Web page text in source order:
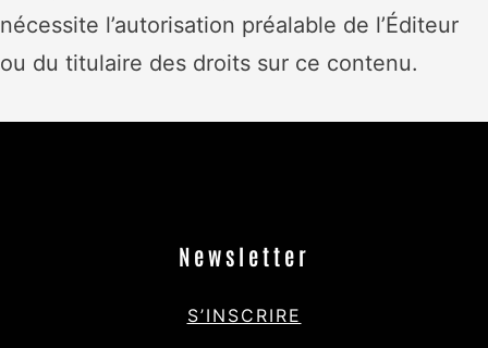
nécessite l’autorisation préalable de l’Éditeur
ou du titulaire des droits sur ce contenu.
Newsletter
S’INSCRIRE